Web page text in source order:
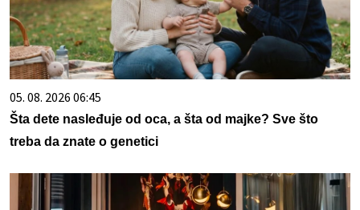
05. 08. 2026 06:45
Šta dete nasleđuje od oca, a šta od majke? Sve što
treba da znate o genetici